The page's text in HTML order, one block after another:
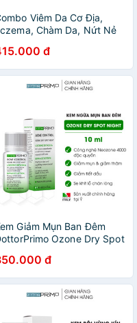
Viêm Da Cơ Địa,
Chàm Da, Nứt Nẻ
& DottorPrimo Emergel
đ
Giảm Mụn Ban Đêm
Ozone Dry Spot
Da Căng Mịn
đ